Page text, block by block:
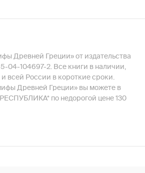
Древней Греции» от издательства
04-104697-2. Все книги в наличии,
всей России в короткие сроки.
Древней Греции» вы можете в
по недорогой цене 130